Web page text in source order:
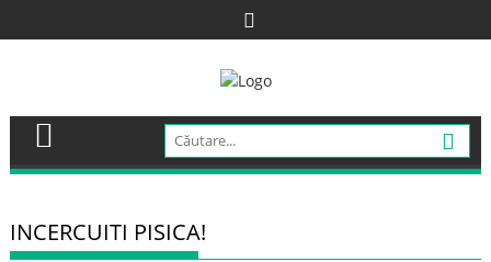
to
INCERCUITI PISICA!